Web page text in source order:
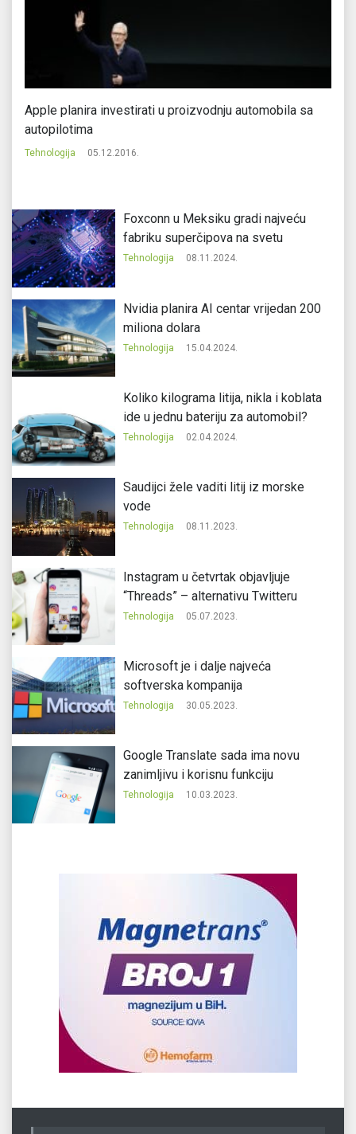
Apple planira investirati u proizvodnju automobila sa
autopilotima
Tehnologija 05.12.2016.
Foxconn u Meksiku gradi najveću
fabriku superčipova na svetu
Tehnologija 08.11.2024.
Nvidia planira AI centar vrijedan 200
miliona dolara
Tehnologija 15.04.2024.
Koliko kilograma litija, nikla i koblata
ide u jednu bateriju za automobil?
Tehnologija 02.04.2024.
Saudijci žele vaditi litij iz morske
vode
Tehnologija 08.11.2023.
Instagram u četvrtak objavljuje
“Threads” – alternativu Twitteru
Tehnologija 05.07.2023.
Microsoft je i dalje najveća
softverska kompanija
Tehnologija 30.05.2023.
Google Translate sada ima novu
zanimljivu i korisnu funkciju
Tehnologija 10.03.2023.